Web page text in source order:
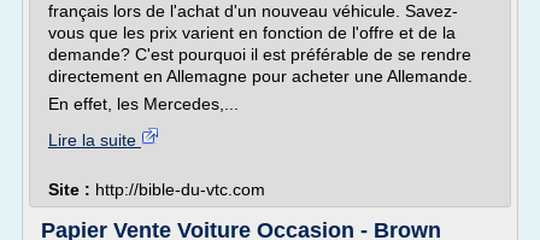
français lors de l'achat d'un nouveau véhicule. Savez-
vous que les prix varient en fonction de l'offre et de la
demande? C'est pourquoi il est préférable de se rendre
directement en Allemagne pour acheter une Allemande.
En effet, les Mercedes,...
Lire la suite
Site : http://bible-du-vtc.com
Papier Vente Voiture Occasion - Brown